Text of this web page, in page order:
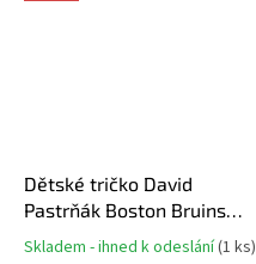
Dětské tričko David
Pastrňák Boston Bruins
NHL Flat Alt.Captains N&N
Průměrné
Skladem - ihned k odeslání(1 ks)